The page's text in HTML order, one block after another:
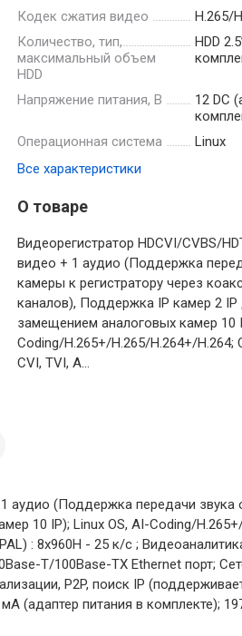
Кодек сжатия видео
H.265/
Количество, тип,
максимальный объем
HDD
HDD
Напряжение питания, В
12 DC
Операционная система
Linux
Все характеристики
О товаре
Видеорегистратор HDCVI/CVBS/
видео + 1 аудио (Поддержка
камеры к регистратору через
каналов), Поддержка IP камер 2
замещением аналоговых камер 10
Coding/H.265+/H.265/H.264+/H.264;
CVI, TVI, A...
аудио (Поддержка передачи
10 IP); Linux OS, AI-Coding/
: 8х960H - 25 к/с ;
T/100Base-TX Ethernet порт;
P2P, поиск IP
(адаптер питания в комплекте);